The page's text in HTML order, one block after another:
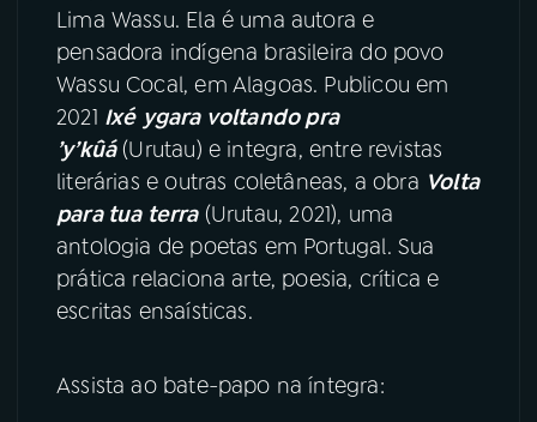
07 ÚLTIMAS
08PRÊMIO RÁDIO MEC
ACOMPANHE A RÁDIO MEC
Instagram X
Lima Wassu. Ela é uma autora e
pensadora indígena brasileira do povo
Wassu Cocal, em Alagoas. Publicou em
2021 Ixé ygara voltando pra
’y’kûá(Urutau) e integra, entre revistas
literárias e outras coletâneas, a obra Volta
para tua terra(Urutau, 2021), uma
antologia de poetas em Portugal. Sua
prática relaciona arte, poesia, crítica e
escritas ensaísticas.
Assista ao bate-papo na íntegra: